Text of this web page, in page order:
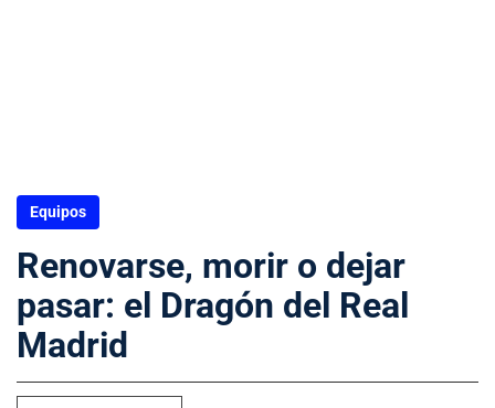
Equipos
Renovarse, morir o dejar
pasar: el Dragón del Real
Madrid